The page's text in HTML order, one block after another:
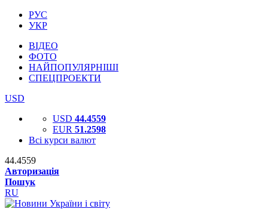
РУС
УКР
ВІДЕО
ФОТО
НАЙПОПУЛЯРНІШІ
СПЕЦПРОЕКТИ
USD
USD 44.4559
EUR 51.2598
Всі курси валют
44.4559
Авторизація
Пошук
RU